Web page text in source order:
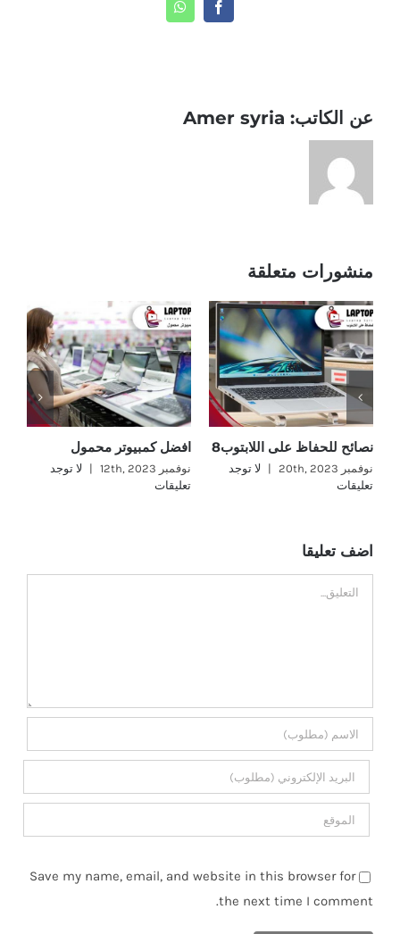
Facebook
WhatsApp
عن الكاتب: Amer syria
منشورات متعلقة
نصائح للحفاظ على اللابتوب8
نوفمبر 20th, 2023 |
لا توجد
تعليقات
افضل كمبيوتر محمول
نوفمبر 12th, 2023 |
لا توجد
تعليقات
اضف تعليقا
تعليق
Save my name, email, and website in this browser for
the next time I comment.